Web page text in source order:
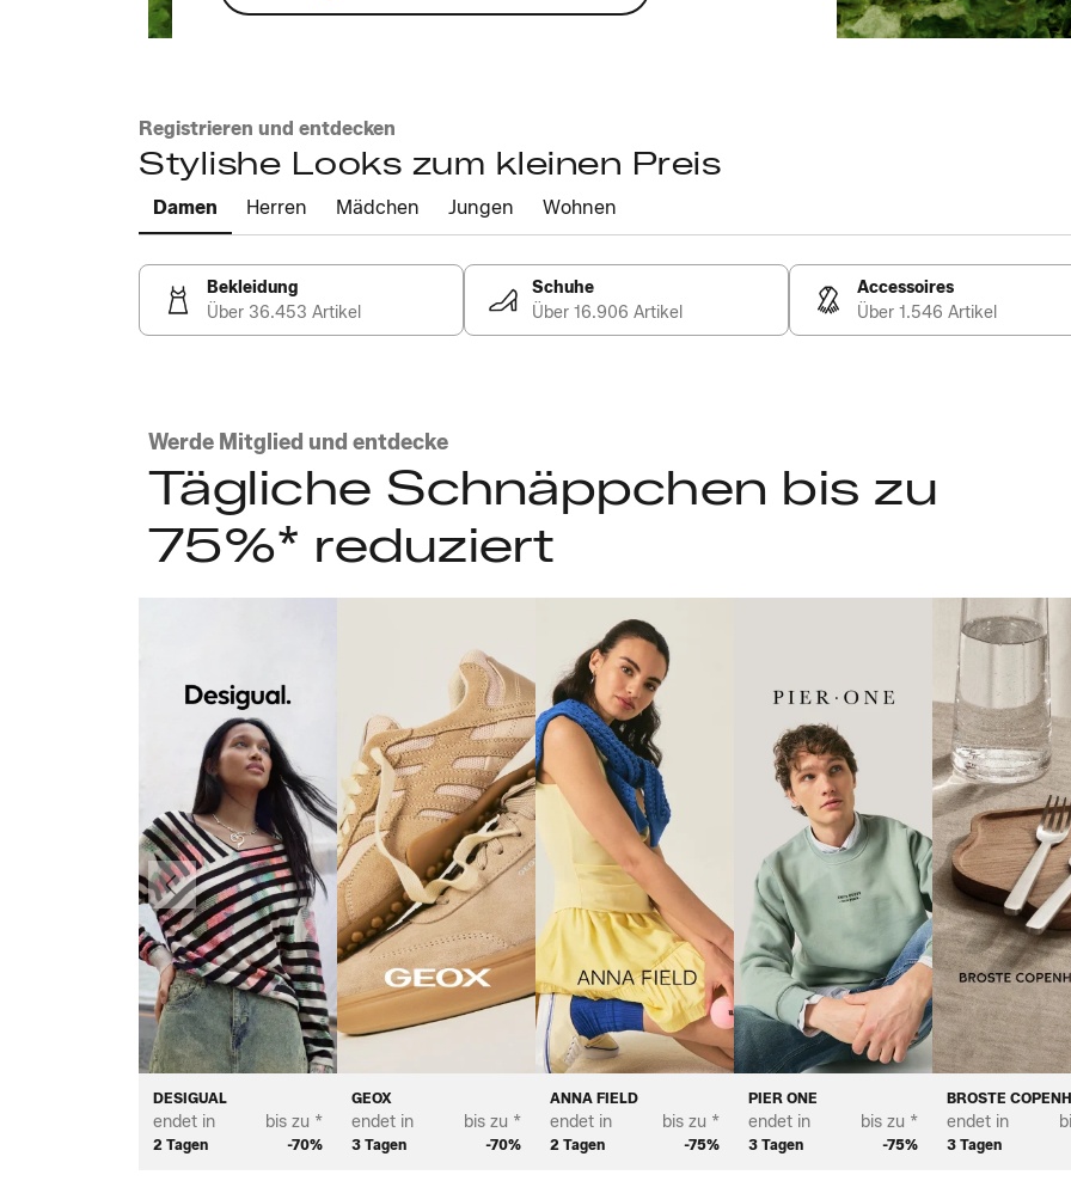
Registrieren und entdecken
Stylishe Looks zum kleinen Preis
Damen Herren Mädchen Jungen Wohnen
Bekleidung
Über 36.453 Artikel
Schuhe
Über 16.906 Artikel
Accessoires
Über 1.546 Artikel
Werde Mitglied und entdecke
Tägliche Schnäppchen bis zu
75%* reduziert
DESIGUAL
endet in
2 Tagen
bis zu *
-70%
GEOX
endet in
3 Tagen
bis zu *
-70%
ANNA FIELD
endet in
2 Tagen
bis zu *
-75%
PIER ONE
endet in
3 Tagen
bis zu *
-75%
BROSTE
endet in
3 Tagen
Vorherige